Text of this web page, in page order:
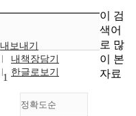
내보내기
내책장담기
한글로보기
정확도순
1
이 검
색어
로 많
이 본
자료